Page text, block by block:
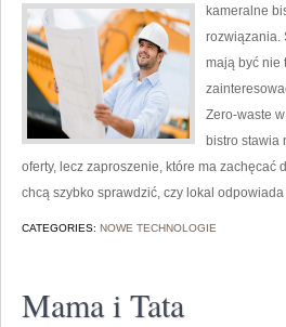
kameralne
rozwiązania.
mają być nie
Zero-waste
bistro stawia
oferty, lecz zaproszenie, które ma zachęcać
chcą szybko sprawdzić, czy lokal
CATEGORIES: NOWE TECHNOLOGIE
Mama i Tata